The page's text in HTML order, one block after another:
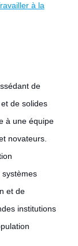
à la
de
de solides
à une équipe
novateurs.
et de
institutions